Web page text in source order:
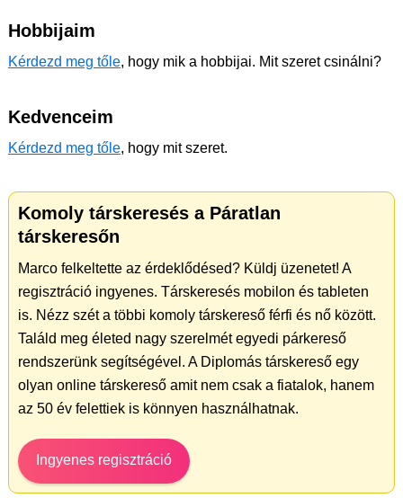
Hobbijaim
Kérdezd meg tőle, hogy mik a hobbijai. Mit szeret csinálni?
Kedvenceim
Kérdezd meg tőle, hogy mit szeret.
Komoly társkeresés a Páratlan
társkeresőn
Marco felkeltette az érdeklődésed? Küldj üzenetet! A
regisztráció ingyenes. Társkeresés mobilon és tableten
is. Nézz szét a többi komoly társkereső férfi és nő között.
Találd meg életed nagy szerelmét egyedi párkereső
rendszerünk segítségével. A Diplomás társkereső egy
olyan online társkereső amit nem csak a fiatalok, hanem
az 50 év felettiek is könnyen használhatnak.
Ingyenes regisztráció